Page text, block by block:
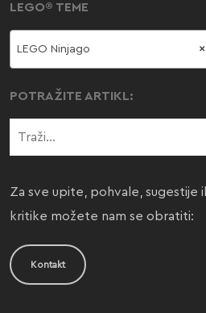
LEGO® TEME
×
LEGO Ninjago
POTRAŽITE ARTIKL:
Za sve upite, pohvale, sugestije
kritike možete nam se obratiti:
Kontakt